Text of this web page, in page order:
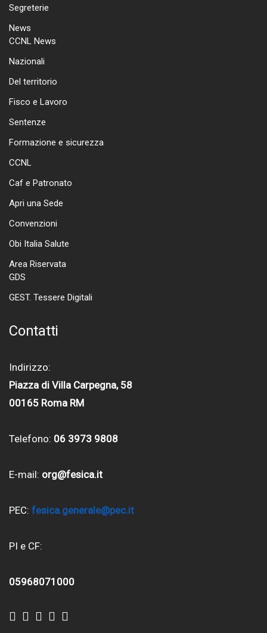
Segreterie
News
CCNL News
Nazionali
Del territorio
Fisco e Lavoro
Sentenze
Formazione e sicurezza
CCNL
Caf e Patronato
Apri una Sede
Convenzioni
Obi Italia Salute
Area Riservata
GDS
GEST. Tessere Digitali
Contatti
Indirizzo:
Piazza di Villa Carpegna, 58
00165 Roma RM
Telefono: 06 3973 9808
E-mail: org@fesica.it
PEC: fesica.generale@pec.it
PI e CF:
05968071000